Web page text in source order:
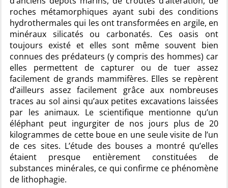
roches métamorphiques ayant subi des conditions
hydrothermales qui les ont transformées en argile, en
minéraux silicatés ou carbonatés. Ces oasis ont
toujours existé et elles sont même souvent bien
connues des prédateurs (y compris des hommes) car
elles permettent de capturer ou de tuer assez
facilement de grands mammifères. Elles se repèrent
d’ailleurs assez facilement grâce aux nombreuses
traces au sol ainsi qu’aux petites excavations laissées
par les animaux. Le scientifique mentionne qu’un
éléphant peut ingurgiter de nos jours plus de 20
kilogrammes de cette boue en une seule visite de l’un
de ces sites. L’étude des bouses a montré qu’elles
étaient presque entièrement constituées de
substances minérales, ce qui confirme ce phénomène
de lithophagie.